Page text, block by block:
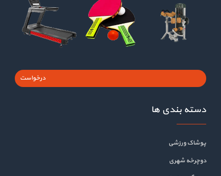
درخواست
دسته بندی ها
پوشاک ورزشی
دوچرخه شهری